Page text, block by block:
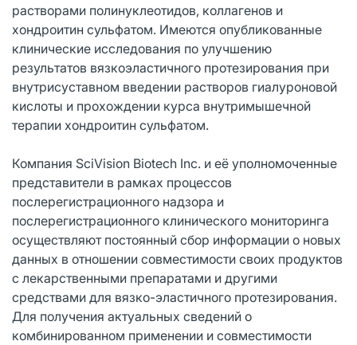
растворами полинуклеотидов, коллагенов и
хондроитин сульфатом. Имеются опубликованные
клинические исследования по улучшению
результатов вязкоэластичного протезирования при
внутрисуставном введении растворов гиалуроновой
кислоты и прохождении курса внутримышечной
терапии хондроитин сульфатом.
Компания SciVision Biotech Inc. и её уполномоченные
представители в рамках процессов
послерегистрационного надзора и
послерегистрационного клинического мониторинга
осуществляют постоянный сбор информации о новых
данных в отношении совместимости своих продуктов
с лекарственными препаратами и другими
средствами для вязко-эластичного протезирования.
Для получения актуальных сведений о
комбинированном применении и совместимости